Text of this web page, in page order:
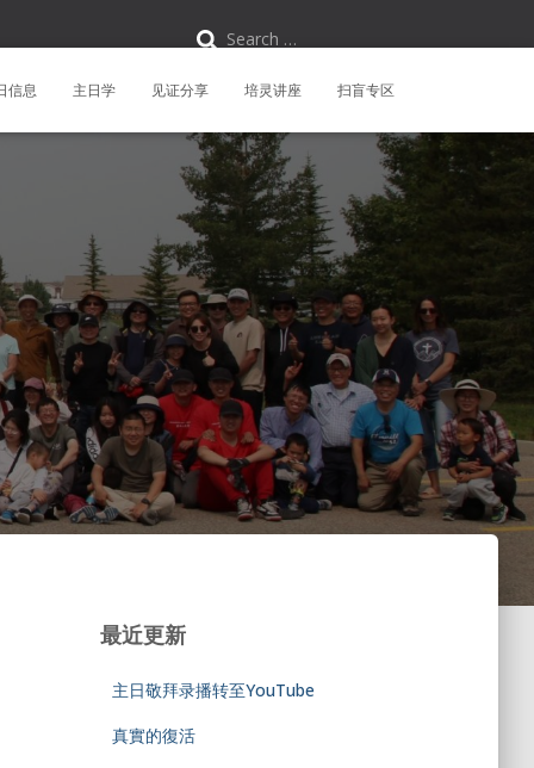
f
r
Search …
信息 主日学 见证分享 培灵讲座 扫盲专区
最近更新
主日敬拜录播转至YouTube
真實的復活